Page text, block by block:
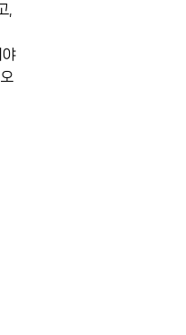
,
야